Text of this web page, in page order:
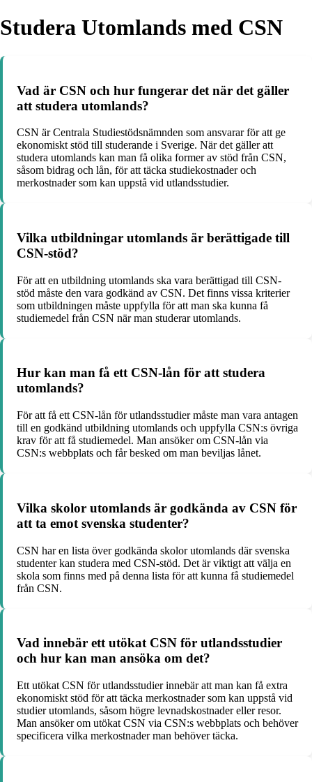
Studera Utomlands med CSN
Vad är CSN och hur fungerar det när det gäller
att studera utomlands?
CSN är Centrala Studiestödsnämnden som ansvarar för att ge
ekonomiskt stöd till studerande i Sverige. När det gäller att
studera utomlands kan man få olika former av stöd från CSN,
såsom bidrag och lån, för att täcka studiekostnader och
merkostnader som kan uppstå vid utlandsstudier.
Vilka utbildningar utomlands är berättigade till
CSN-stöd?
För att en utbildning utomlands ska vara berättigad till CSN-
stöd måste den vara godkänd av CSN. Det finns vissa kriterier
som utbildningen måste uppfylla för att man ska kunna få
studiemedel från CSN när man studerar utomlands.
Hur kan man få ett CSN-lån för att studera
utomlands?
För att få ett CSN-lån för utlandsstudier måste man vara antagen
till en godkänd utbildning utomlands och uppfylla CSN:s övriga
krav för att få studiemedel. Man ansöker om CSN-lån via
CSN:s webbplats och får besked om man beviljas lånet.
Vilka skolor utomlands är godkända av CSN för
att ta emot svenska studenter?
CSN har en lista över godkända skolor utomlands där svenska
studenter kan studera med CSN-stöd. Det är viktigt att välja en
skola som finns med på denna lista för att kunna få studiemedel
från CSN.
Vad innebär ett utökat CSN för utlandsstudier
och hur kan man ansöka om det?
Ett utökat CSN för utlandsstudier innebär att man kan få extra
ekonomiskt stöd för att täcka merkostnader som kan uppstå vid
studier utomlands, såsom högre levnadskostnader eller resor.
Man ansöker om utökat CSN via CSN:s webbplats och behöver
specificera vilka merkostnader man behöver täcka.